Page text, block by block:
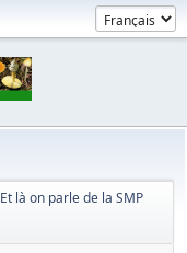
Et là on parle de la SMP